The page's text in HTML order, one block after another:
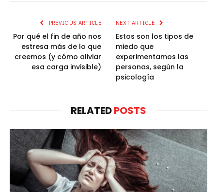
PREVIOUS ARTICLE
Por qué el fin de año nos
estresa más de lo que
creemos (y cómo aliviar
esa carga invisible)
NEXT ARTICLE
Estos son los tipos de
miedo que
experimentamos las
personas, según la
psicología
RELATEDPOSTS